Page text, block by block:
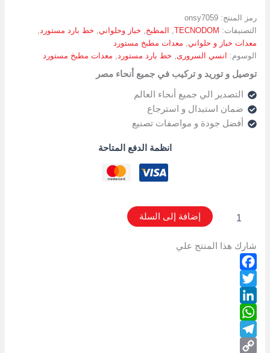
رمز المنتج:onsy7059
التصنيفات: TECNODOM
, المطبخ, خباز وحلواني, خط بارد مستورد,
معدات خباز و حلواني, معدات مطبخ مستورد
الوسوم:
انسي السرورى, خط بارد مستورد, معدات مطبخ مستورد
توصيل و توريد و تركيب في جميع أنحاء مصر
التصدير الي جميع أنحاء العالم
ضمان استبدال و استرجاع
أفضل جودة و مواصفات تصنيع
انظمة الدفع المتاحة
إضافة إلى السلة
شارك هذا المنتج علي
Facebook
Twitter
LinkedIn
WhatsApp
Telegram